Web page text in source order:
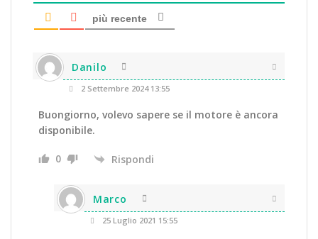
più recente
Danilo
2 Settembre 2024 13:55
Buongiorno, volevo sapere se il motore è ancora
disponibile.
0 Rispondi
Marco
25 Luglio 2021 15:55